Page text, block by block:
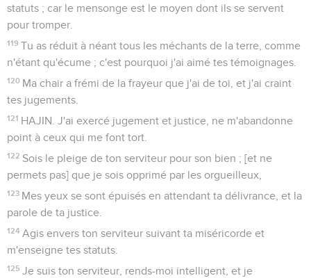
statuts ; car le mensonge est le moyen dont ils se servent
pour tromper.
119 Tu as réduit à néant tous les méchants de la terre, comme
n'étant qu'écume ; c'est pourquoi j'ai aimé tes témoignages.
120 Ma chair a frémi de la frayeur que j'ai de toi, et j'ai craint
tes jugements.
121 HAJIN. J'ai exercé jugement et justice, ne m'abandonne
point à ceux qui me font tort.
122 Sois le pleige de ton serviteur pour son bien ; [et ne
permets pas] que je sois opprimé par les orgueilleux,
123 Mes yeux se sont épuisés en attendant ta délivrance, et la
parole de ta justice.
124 Agis envers ton serviteur suivant ta miséricorde et
m'enseigne tes statuts.
125 Je suis ton serviteur, rends-moi intelligent, et je